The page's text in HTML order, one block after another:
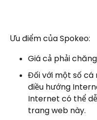
Ưu điểm của Spokeo:
Giá cả phải
Đối với một số cá
điều hướng
Internet có thể
trang web này.